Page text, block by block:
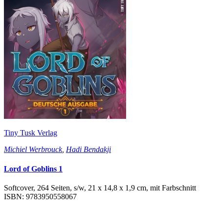
Tiny Tusk Verlag
Michiel Werbrouck, Hadi Bendakji
Lord of Goblins 1
Softcover, 264 Seiten, s/w, 21 x 14,8 x 1,9 cm, mit Farbschnitt
ISBN: 9783950558067